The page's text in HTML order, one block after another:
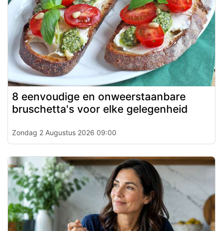
8 eenvoudige en onweerstaanbare
bruschetta's voor elke gelegenheid
Zondag 2 Augustus 2026 09:00